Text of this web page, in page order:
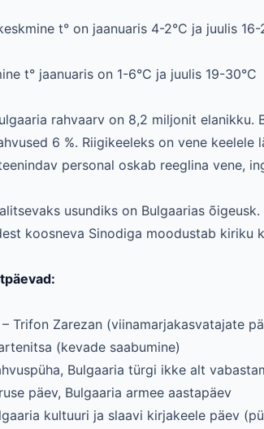
t° on jaanuaris 4-2°C ja juulis 16-
t° jaanuaris on 1-6°C ja juulis 19-30°C
rahvaarv on 8,2 miljonit elanikku.
6 %. Riigikeeleks on vene
personal oskab reeglina vene,
usundiks on Bulgaarias
koosneva Sinodiga moodustab kiriku
– Trifon Zarezan (viinamarjakasvatajate
(kevade saabumine)
Bulgaaria türgi ikke alt
päev, Bulgaaria armee aastapäev
kultuuri ja slaavi kirjakeele päev